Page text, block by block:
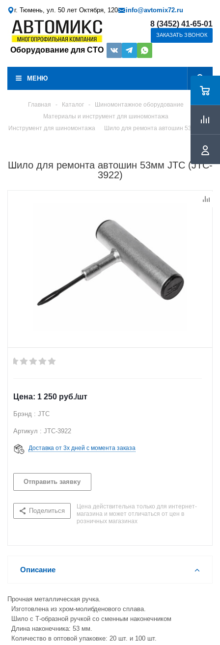
г. Тюмень, ул. 50 лет Октября, 120 info@avtomix72.ru
Оборудование для СТО
8 (3452) 41-65-01
ЗАКАЗАТЬ ЗВОНОК
МЕНЮ
Главная - Каталог -
Шиномонтажное оборудование
Материалы и инструмент для шиномонтажа
Инструмент для шиномонтажа
Шило для ремонта автошин 53мм JTC
Шило для ремонта автошин 53мм JTC (JTC-
3922)
1 250 руб./шт
Брэнд : JTC
Артикул : JTC-3922
Доставка от 3х дней с момента заказа
Отправить заявку
Поделиться
Цена действительна только для интернет-
магазина и может отличаться от цен в
розничных магазинах
Описание
Прочная металлическая ручка.
Изготовлена из хром-молибденового сплава.
Шило с Т-образной ручкой со сменным наконечником
Длина наконечника: 53 мм.
Количество в оптовой упаковке: 20 шт. и 100 шт.